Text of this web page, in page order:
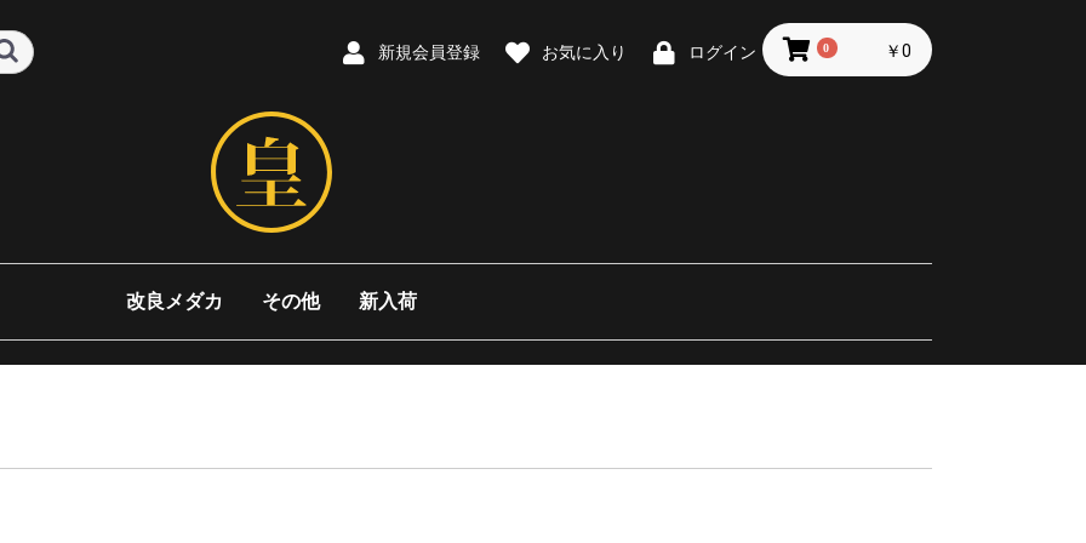
新規会員登録 お気に入り ログイン 0 ￥0
改良メダカ
ミックス
三色系
体内光系
体外光系
ブラックリム
ラメ系 三色
サファイア
その他
ミジンコ
餌
新入荷